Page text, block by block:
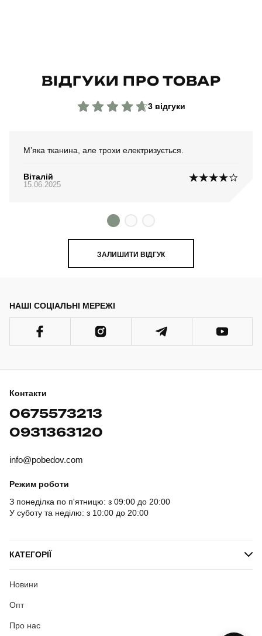
ВІДГУКИ ПРО ТОВАР
3 відгуки
М’яка тканина, але трохи електризується.
Віталій
15.06.2025
ЗАЛИШИТИ ВІДГУК
НАШІ СОЦІАЛЬНІ МЕРЕЖІ
Контакти
0675573213
0931363120
info@pobedov.com
Режим роботи
З понеділка по п'ятницю: з 09:00 до 20:00
У суботу та неділю: з 10:00 до 20:00
КАТЕГОРІЇ
Новини
Опт
Про нас